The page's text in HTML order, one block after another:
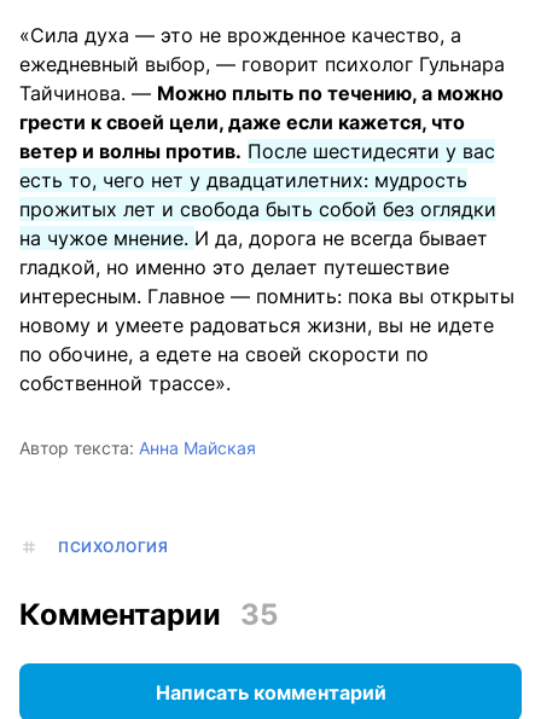
«Сила духа — это не врожденное качество, а
ежедневный выбор, — говорит психолог Гульнара
Тайчинова. — Можно плыть по течению, а можно
грести к своей цели, даже если кажется, что
ветер и волны против. После шестидесяти у вас
есть то, чего нет у двадцатилетних: мудрость
прожитых лет и свобода быть собой без оглядки
на чужое мнение. И да, дорога не всегда бывает
гладкой, но именно это делает путешествие
интересным. Главное — помнить: пока вы открыты
новому и умеете радоваться жизни, вы не идете
по обочине, а едете на своей скорости по
собственной трассе».
Автор текста: Анна Майская
ПСИХОЛОГИЯ
Комментарии 35
Написать комментарий